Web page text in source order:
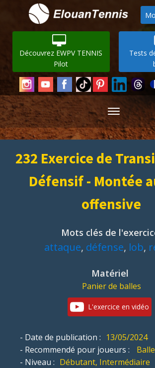
Découvrez EWPV TENNIS
Pilot
Tests
232 Exercice de
Défensif - Montée
offensive
Mots clés de
attaque, défense, lob,
Matériel
Panier de balles
L'exercice en vidéo
- Date de publication : 13/05/2024
- Recommendé pour joueurs :
- Niveau : Débutant, Intermédiaire